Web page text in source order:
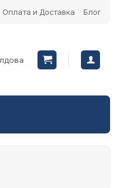
Оплата и Доставка Блог